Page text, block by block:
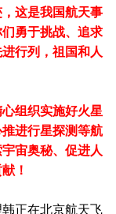
这是我国航天事
勇于挑战、追求
行列，祖国和人
组织实施好火星
进行星探测等航
宙奥秘、促进人
！
正在北京航天飞